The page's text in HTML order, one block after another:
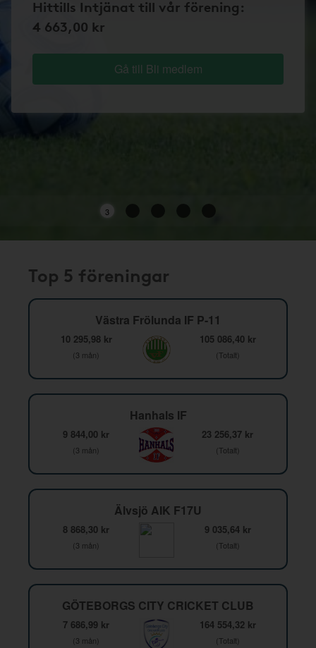
Hittills Intjänat till vår förening:
4 663,00 kr
Gå till Bli medlem
3
Top 5 föreningar
Västra Frölunda IF P-11
10 295,98 kr
(3 mån)
105 086,40 kr
(Totalt)
Hanhals IF
9 844,00 kr
(3 mån)
23 256,37 kr
(Totalt)
Älvsjö AIK F17U
8 868,30 kr
(3 mån)
9 035,64 kr
(Totalt)
GÖTEBORGS CITY CRICKET CLUB
7 686,99 kr
(3 mån)
164 554,32 kr
(Totalt)